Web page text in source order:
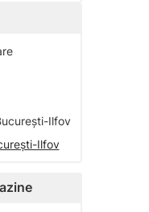
Ilfov
Ilfov